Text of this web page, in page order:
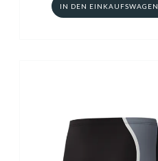
IN DEN EINKAUFSWAGEN